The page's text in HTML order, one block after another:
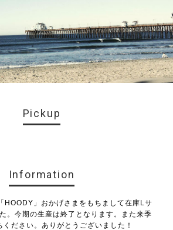
Pickup
Information
HOODY」おかげさまをもちまして在庫Lサ
。今期の生産は終了となります。また来季
ください。ありがとうございました！